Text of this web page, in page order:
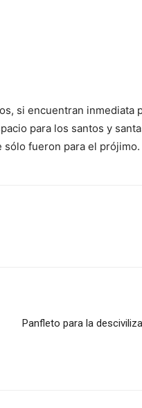
si encuentran inmediata
para los santos y
fueron para el prójimo.
Panfleto para la